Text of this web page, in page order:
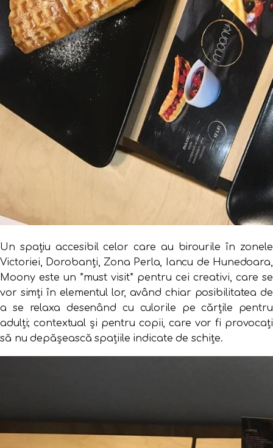
Un spațiu accesibil celor care au birourile în zonele
Victoriei, Dorobanți, Zona Perla, Iancu de Hunedoara,
Moony este un *must visit* pentru cei creativi, care se
vor simți în elementul lor, având chiar posibilitatea de
a se relaxa desenând cu culorile pe cărțile pentru
adulți; contextual și pentru copii, care vor fi provocați
să nu depășească spațiile indicate de schițe.